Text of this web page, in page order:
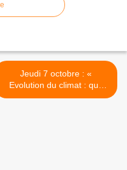
Jeudi 7 octobre : «
Evolution du climat : que
nous apprend le passé ? »,